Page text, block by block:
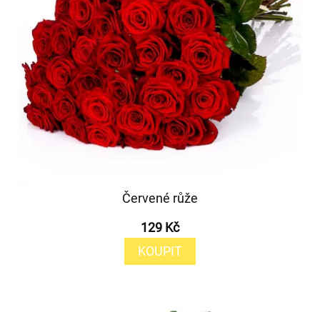
Červené růže
129 Kč
KOUPIT